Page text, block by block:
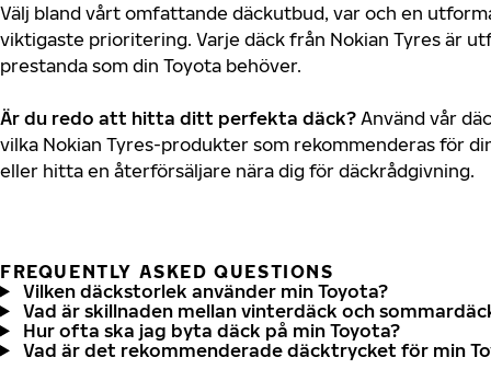
Välj bland vårt omfattande däckutbud, var och en
viktigaste prioritering. Varje däck från Nokian Tyres är
prestanda som din Toyota behöver.
Är du redo att hitta ditt perfekta däck? Använd vår
vilka Nokian Tyres-produkter som rekommenderas för
eller hitta en återförsäljare nära dig för däckrådgivning.
FREQUENTLY ASKED QUESTIONS
Vilken däckstorlek använder min Toyota?
Vad är skillnaden mellan vinterdäck och
Hur ofta ska jag byta däck på min Toyota?
Vad är det rekommenderade däcktrycket för min